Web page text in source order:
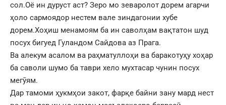
сол.Оё ин дуруст аст? Зеро мо зеваролот дорем агарчи
ҳоло сармоядор нестем вале зиндагонии хубе
дорем.Хоҳиш менамоям ба ин саволҳам вақтатон шуд
посух бигуед Гуландом Сайдова аз Прага.
Ва алекум асалом ва раҳматуллоҳи ва баракотуҳу хоҳар
ба саволи шумо ба таври хело мухтасар чунин посух
мегӯям.
Дар тамоми ҳукмҳои закот, фарқе байни зану мард нест